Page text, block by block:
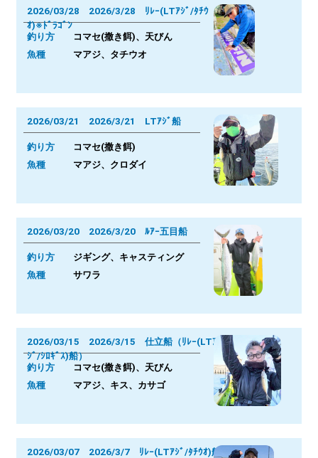
2026/03/28 2026/3/28 ﾘﾚｰ(LTｱｼﾞ/ﾀﾁｳ
ｵ)※ﾄﾞﾗｺﾞﾝ
釣り方
コマセ(撒き餌)、天びん
魚種 マアジ、タチウオ
2026/03/21 2026/3/21 LTｱｼﾞ船
釣り方
コマセ(撒き餌)
魚種 マアジ、クロダイ
2026/03/20 2026/3/20 ﾙｱｰ五目船
釣り方 ジギング、キャスティング
魚種 サワラ
2026/03/15 2026/3/15 仕立船（ﾘﾚｰ(LTｱ
ｼﾞ/ｼﾛｷﾞｽ)船）
釣り方
コマセ(撒き餌)、天びん
魚種 マアジ、キス、カサゴ
2026/03/07 2026/3/7 ﾘﾚｰ(LTｱｼﾞ/ﾀﾁｳｵ)船